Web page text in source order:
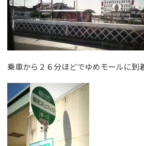
乗車から２６分ほどでゆめモールに到